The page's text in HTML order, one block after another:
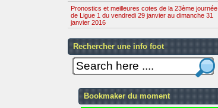
Pronostics et meilleures cotes de la 23ème journée
de Ligue 1 du vendredi 29 janvier au dimanche 31
janvier 2016
Rechercher une info foot
Bookmaker du moment